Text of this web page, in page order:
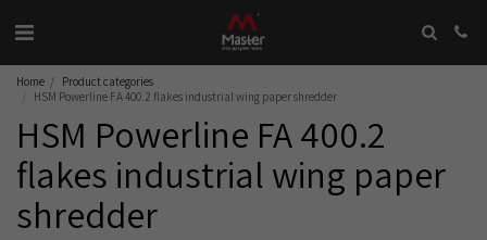
Home
Product categories
HSM Powerline FA 400.2 flakes industrial wing paper shredder
HSM Powerline FA 400.2
flakes industrial wing paper
shredder